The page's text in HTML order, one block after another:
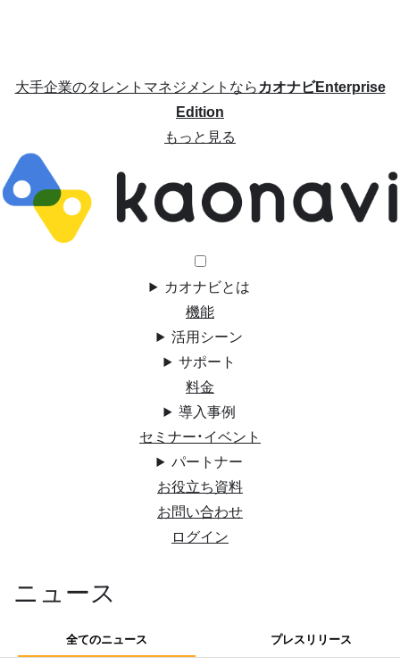
大手企業のタレントマネジメントならカオナビEnterprise
Edition
もっと見る
カオナビとは
機能
活用シーン
サポート
料金
導入事例
セミナー・イベント
パートナー
お役立ち資料
お問い合わせ
ログイン
ニュース
全てのニュース プレスリリース